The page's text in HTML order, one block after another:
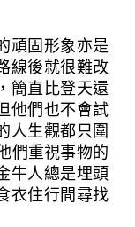
頑固形象亦是
線後就很難改
簡直比登天還
他們也不會試
人生觀都只圍
們重視事物的
牛人總是埋頭
衣住行間尋找